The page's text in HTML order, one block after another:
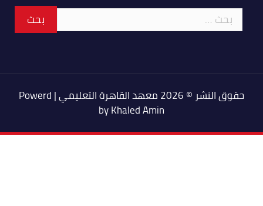
حقوق النشر © 2026 معهد القاهرة التعليمي | Powerd
by Khaled Amin